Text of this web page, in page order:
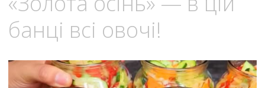
банці всі овочі!